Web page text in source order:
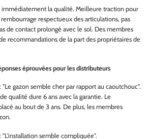
immédiatement la qualité. Meilleure traction pour
respectueux des articulations, pas
de contact prolongé avec le sol. Des membres
recommandations de la part des propriétaires de
éprouvées pour les distributeurs
gazon semble cher par rapport au caoutchouc".
qualité dure 6 ans avec la garantie. Le
au bout de 3 ans. De plus, les membres
semble compliquée".